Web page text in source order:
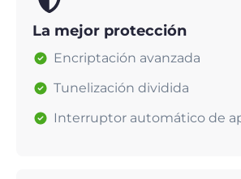
La mejor protección
Encriptación avanzada
Tunelización dividida
Interruptor automático de